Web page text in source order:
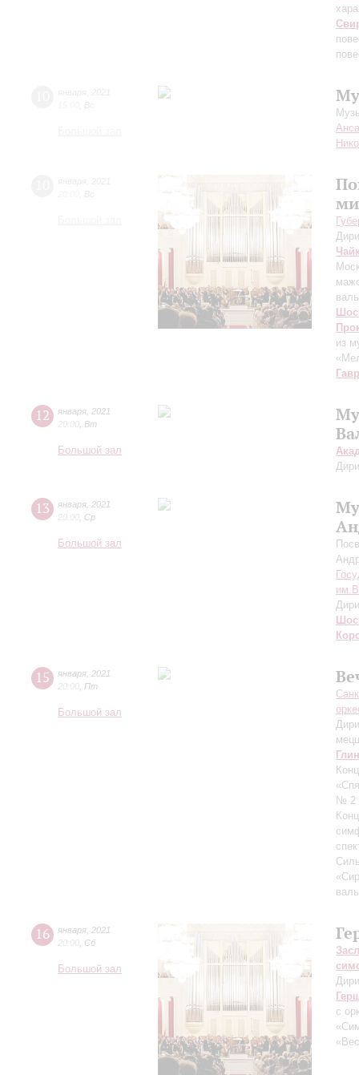
из
12 января 2021
20:00 Вт
Большой зал
13 января 2021
20:00 Ср
Большой зал
15 января 2021
20:00 Пт
Большой зал
№ 2
16 января 2021
20:00 Сб
Большой зал
с